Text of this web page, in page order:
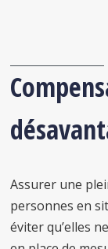
Assurer une
personnes en
éviter qu’elles